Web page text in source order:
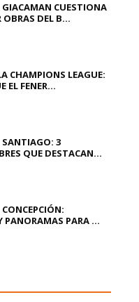
CUESTIONA
DEL B...
CHAMPIONS LEAGUE:
EL FENER...
SANTIAGO: 3
QUE DESTACAN...
PANORAMAS PARA ...